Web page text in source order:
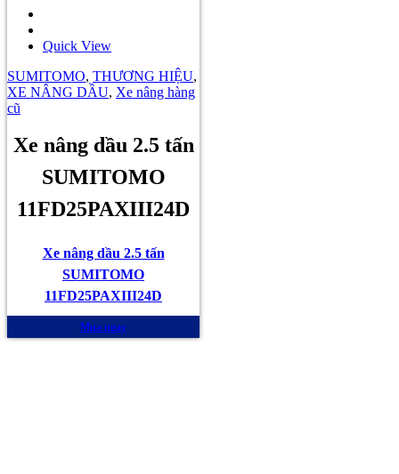
Quick View
SUMITOMO, THƯƠNG HIỆU,
XE NÂNG DẦU, Xe nâng hàng
cũ
Xe nâng dầu 2.5 tấn
SUMITOMO
11FD25PAXIII24D
Xe nâng dầu 2.5 tấn
SUMITOMO
11FD25PAXIII24D
Mua ngay